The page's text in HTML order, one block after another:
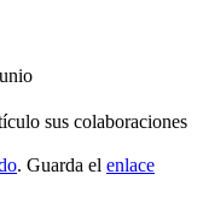
sus colaboraciones
. Guarda el enlace